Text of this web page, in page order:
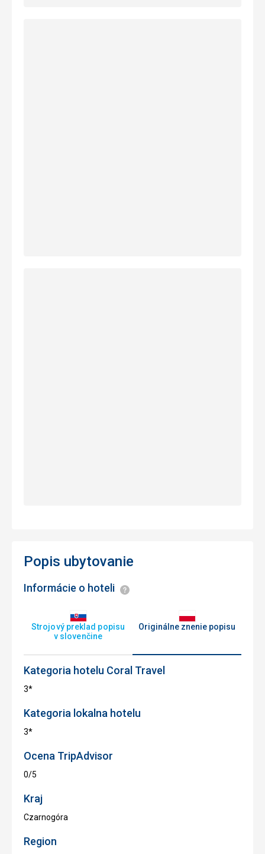
Strojový preklad popisu
v slovenčine
Originálne znenie popisu
Kategoria hotelu Coral Travel
3*
Kategoria lokalna hotelu
3*
Ocena TripAdvisor
0/5
Kraj
Czarnogóra
Region
Popis ubytovanie
Informácie o hoteli Informácie